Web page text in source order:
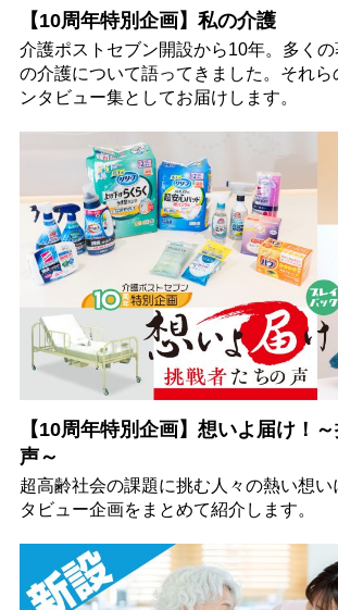
【10周年特別企画】私の介護
介護ポストセブン開設から10年。多く
の介護について語ってきました。それら
ンタビュー集としてお届けします。
【10周年特別企画】想いよ届け！
声～
超高齢社会の課題に挑む人々の熱い想い
タビュー企画をまとめて紹介します。